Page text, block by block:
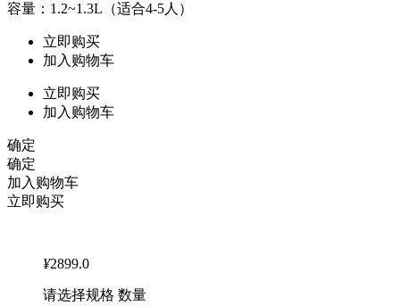
容量：1.2~1.3L（适合4-5人）
立即购买
加入购物车
立即购买
加入购物车
确定
确定
加入购物车
立即购买
¥2899.0
请选择规格 数量